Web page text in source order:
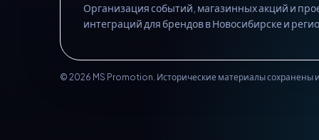
Организация событий, магазинных акций и
интеграций для брендов в Новосибирске и
© 2026 MS Promotion. Исторические материалы сохранены